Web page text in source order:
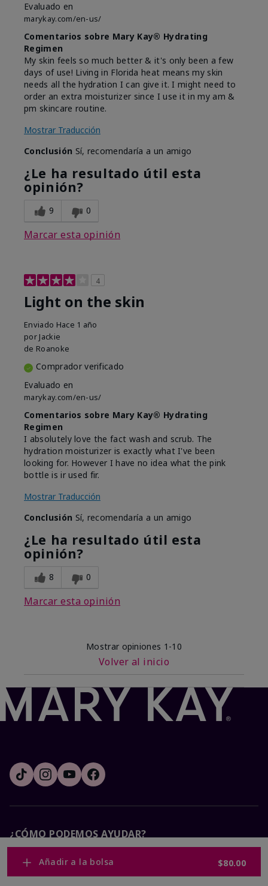
Añadir a la bolsa $80.00
Evaluado en
marykay.com/en-us/
Comentarios sobre Mary Kay® Hydrating
Regimen
My skin feels so much better & it's only been a few
days of use! Living in Florida heat means my skin
needs all the hydration I can give it. I might need to
order an extra moisturizer since I use it in my am &
pm skincare routine.
Mostrar Traducción
Conclusión Sí, recomendaría a un amigo
¿Le ha resultado útil esta
opinión?
9 0
Marcar esta opinión
4
Light on the skin
Enviado Hace 1 año
por Jackie
de Roanoke
Comprador verificado
Evaluado en
marykay.com/en-us/
Comentarios sobre Mary Kay® Hydrating
Regimen
I absolutely love the fact wash and scrub. The
hydration moisturizer is exactly what I've been
looking for. However I have no idea what the pink
bottle is ir used fir.
Mostrar Traducción
Conclusión Sí, recomendaría a un amigo
¿Le ha resultado útil esta
opinión?
8 0
Marcar esta opinión
Mostrar opiniones 1-10
Volver al inicio
¿CÓMO PODEMOS AYUDAR?
Recibe e-mails